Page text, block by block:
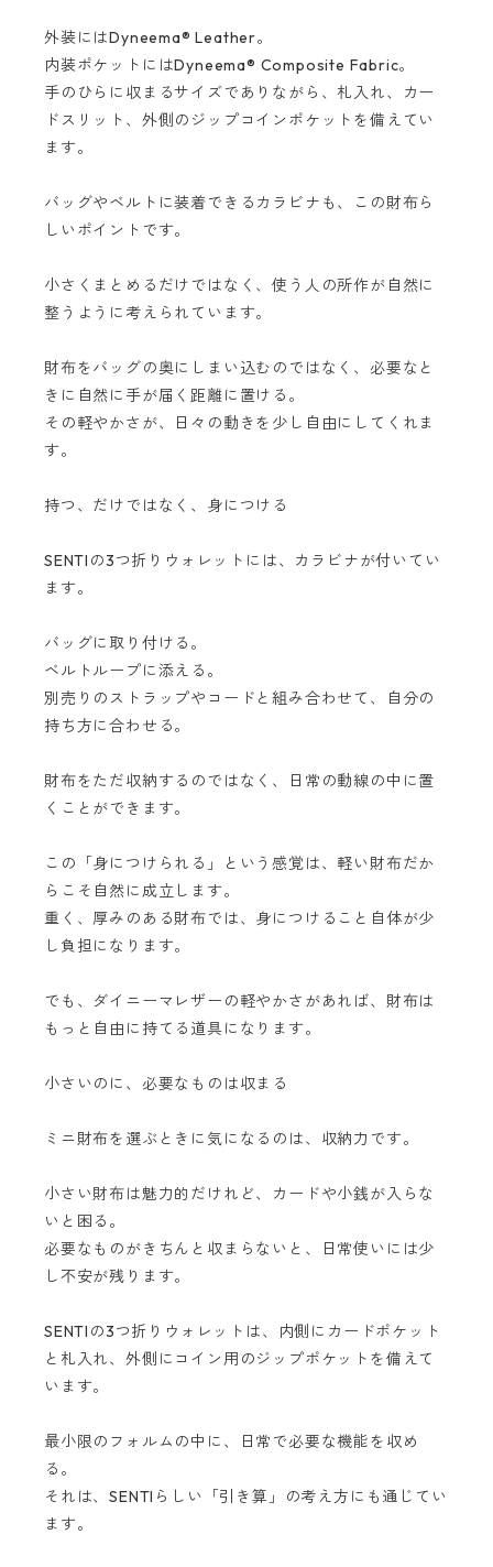
外装にはDyneema® Leather。
内装ポケットにはDyneema® Composite Fabric。
手のひらに収まるサイズでありながら、札入れ、カー
ドスリット、外側のジップコインポケットを備えてい
ます。
バッグやベルトに装着できるカラビナも、この財布ら
しいポイントです。
小さくまとめるだけではなく、使う人の所作が自然に
整うように考えられています。
財布をバッグの奥にしまい込むのではなく、必要なと
きに自然に手が届く距離に置ける。
その軽やかさが、日々の動きを少し自由にしてくれま
す。
持つ、だけではなく、身につける
SENTIの3つ折りウォレットには、カラビナが付いてい
ます。
バッグに取り付ける。
ベルトループに添える。
別売りのストラップやコードと組み合わせて、自分の
持ち方に合わせる。
財布をただ収納するのではなく、日常の動線の中に置
くことができます。
この「身につけられる」という感覚は、軽い財布だか
らこそ自然に成立します。
重く、厚みのある財布では、身につけること自体が少
し負担になります。
でも、ダイニーマレザーの軽やかさがあれば、財布は
もっと自由に持てる道具になります。
小さいのに、必要なものは収まる
ミニ財布を選ぶときに気になるのは、収納力です。
小さい財布は魅力的だけれど、カードや小銭が入らな
いと困る。
必要なものがきちんと収まらないと、日常使いには少
し不安が残ります。
SENTIの3つ折りウォレットは、内側にカードポケット
と札入れ、外側にコイン用のジップポケットを備えて
います。
最小限のフォルムの中に、日常で必要な機能を収め
る。
それは、SENTIらしい「引き算」の考え方にも通じてい
ます。